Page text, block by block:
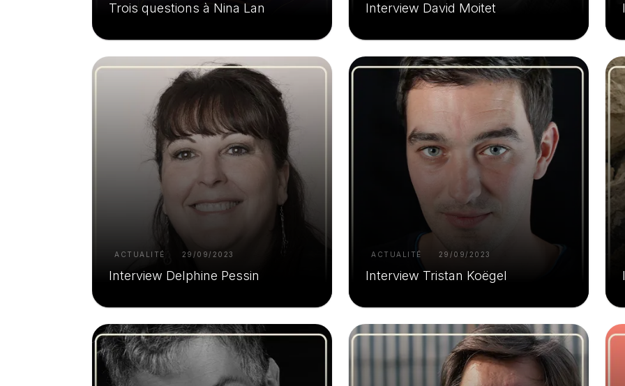
Trois questions à Nina Lan Interview David Moitet
ACTUALITÉ 29/09/2023
Interview Delphine Pessin
ACTUALITÉ 29/09/2023
Interview Tristan Koëgel